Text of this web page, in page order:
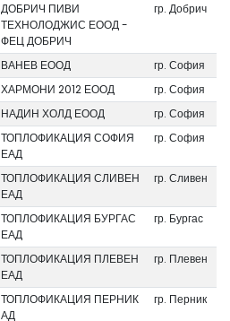
ДОБРИЧ ПИВИ
ТЕХНОЛОДЖИС ЕООД -
ФЕЦ ДОБРИЧ
гр. Добрич
ВАНЕВ ЕООД
гр. София
ХАРМОНИ 2012 ЕООД
гр. София
НАДИН ХОЛД ЕООД
гр. София
ТОПЛОФИКАЦИЯ СОФИЯ
ЕАД
гр. София
ТОПЛОФИКАЦИЯ СЛИВЕН
ЕАД
гр. Сливен
ТОПЛОФИКАЦИЯ БУРГАС
ЕАД
гр. Бургас
ТОПЛОФИКАЦИЯ ПЛЕВЕН
ЕАД
гр. Плевен
ТОПЛОФИКАЦИЯ ПЕРНИК
АД
гр. Перник